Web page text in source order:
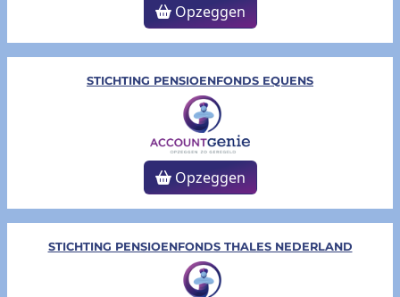
Opzeggen
STICHTING PENSIOENFONDS EQUENS
Opzeggen
STICHTING PENSIOENFONDS THALES NEDERLAND